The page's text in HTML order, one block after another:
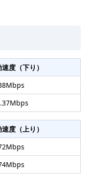
度（下り）
Mbps
Mbps
度（上り）
Mbps
Mbps